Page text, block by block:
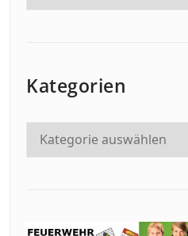
Kategorien